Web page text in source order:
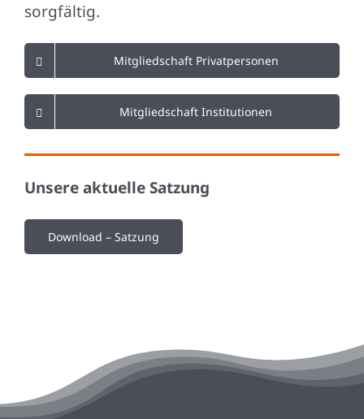
sorgfältig.
Mitgliedschaft Privatpersonen
Mitgliedschaft Institutionen
Unsere aktuelle Satzung
Download – Satzung